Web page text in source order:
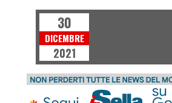
30
DICEMBRE
2021